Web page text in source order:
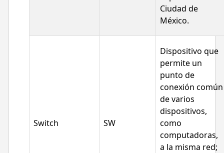
Ciudad de
México.
Switch SW
Dispositivo que
permite un
punto de
conexión común
de varios
dispositivos,
como
computadoras,
a la misma red;